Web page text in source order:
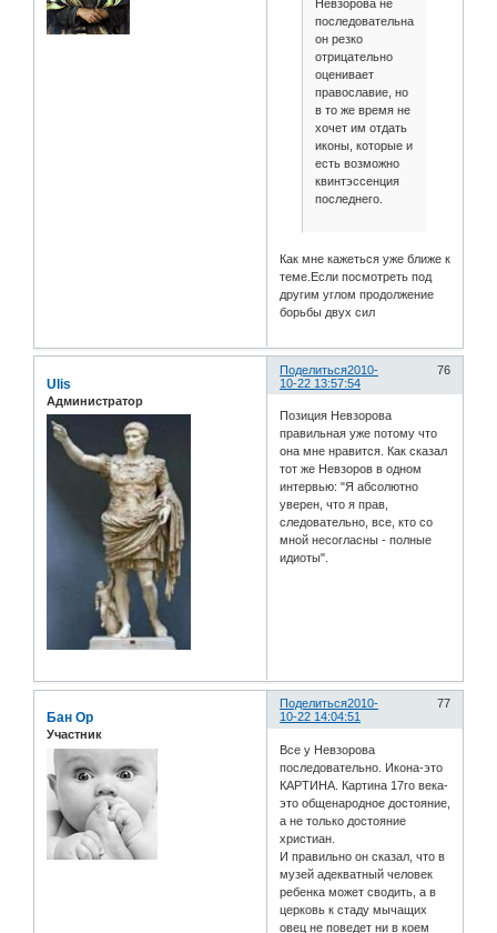
Невзорова не
последовательна,
он резко
отрицательно
оценивает
православие, но
в то же время не
хочет им отдать
иконы, которые и
есть возможно
квинтэссенция
последнего.
Как мне кажеться уже ближе к
теме.Если посмотреть под
другим углом продолжение
борьбы двух сил
Поделиться 76
2010-
10-22 13:57:54
Ulis
Администратор
Позиция Невзорова
правильная уже потому что
она мне нравится. Как сказал
тот же Невзоров в одном
интервью: "Я абсолютно
уверен, что я прав,
следовательно, все, кто со
мной несогласны - полные
идиоты".
Поделиться 77
2010-
10-22 14:04:51
Бан Ор
Участник
Все у Невзорова
последовательно. Икона-это
КАРТИНА. Картина 17го века-
это общенародное достояние,
а не только достояние
христиан.
И правильно он сказал, что в
музей адекватный человек
ребенка может сводить, а в
церковь к стаду мычащих
овец не поведет ни в коем